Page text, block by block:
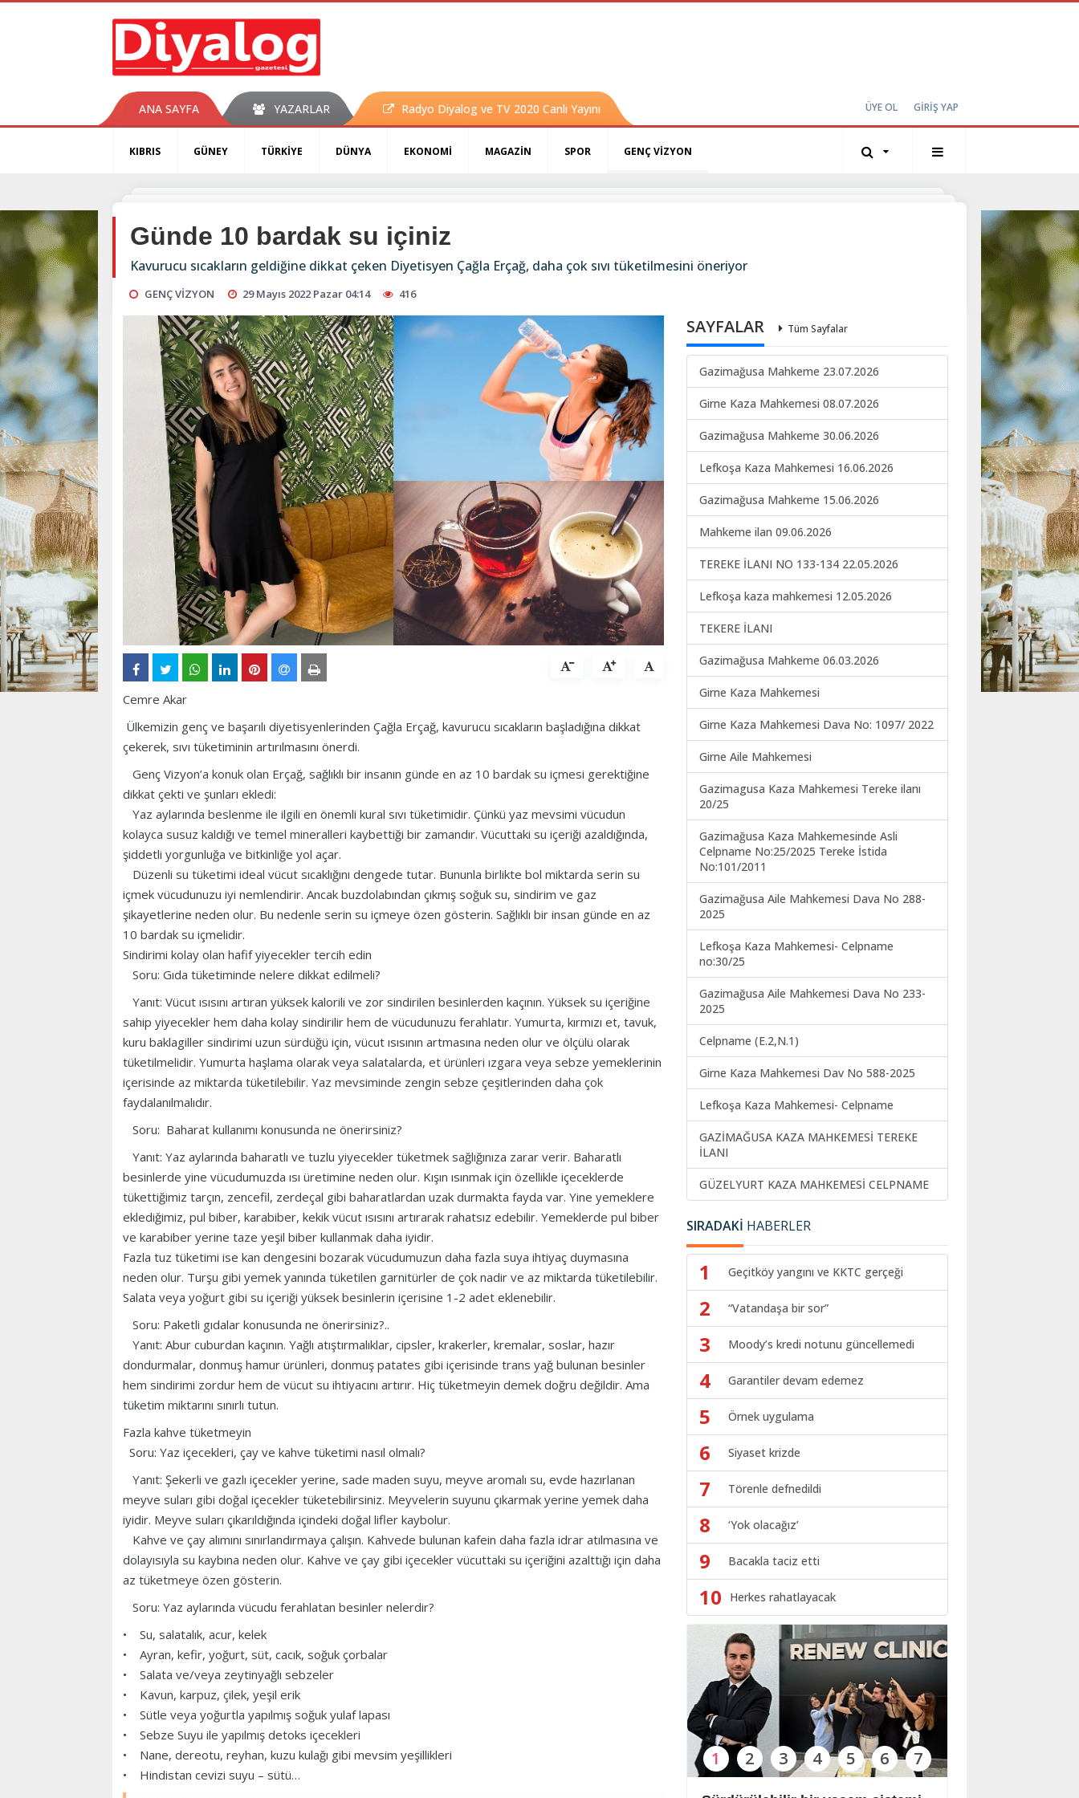
ANA SAYFA YAZARLAR Radyo Diyalog ve TV 2020 Canlı Yayını ÜYE OL GİRİŞ YAP
KIBRIS GÜNEY TÜRKİYE DÜNYA EKONOMİ MAGAZİN SPOR GENÇ VİZYON
Günde 10 bardak su içiniz
Kavurucu sıcakların geldiğine dikkat çeken Diyetisyen Çağla Erçağ, daha çok sıvı tüketilmesini öneriyor
GENÇ VİZYON 29 Mayıs 2022 Pazar 04:14 416
Cemre Akar
Ülkemizin genç ve başarılı diyetisyenlerinden Çağla Erçağ, kavurucu sıcakların başladığına dikkat
çekerek, sıvı tüketiminin artırılmasını önerdi.
Genç Vizyon’a konuk olan Erçağ, sağlıklı bir insanın günde en az 10 bardak su içmesi gerektiğine
dikkat çekti ve şunları ekledi:
Yaz aylarında beslenme ile ilgili en önemli kural sıvı tüketimidir. Çünkü yaz mevsimi vücudun
kolayca susuz kaldığı ve temel mineralleri kaybettiği bir zamandır. Vücuttaki su içeriği azaldığında,
şiddetli yorgunluğa ve bitkinliğe yol açar.
Düzenli su tüketimi ideal vücut sıcaklığını dengede tutar. Bununla birlikte bol miktarda serin su
içmek vücudunuzu iyi nemlendirir. Ancak buzdolabından çıkmış soğuk su, sindirim ve gaz
şikayetlerine neden olur. Bu nedenle serin su içmeye özen gösterin. Sağlıklı bir insan günde en az
10 bardak su içmelidir.
Sindirimi kolay olan hafif yiyecekler tercih edin
Soru: Gıda tüketiminde nelere dikkat edilmeli?
Yanıt: Vücut ısısını artıran yüksek kalorili ve zor sindirilen besinlerden kaçının. Yüksek su içeriğine
sahip yiyecekler hem daha kolay sindirilir hem de vücudunuzu ferahlatır. Yumurta, kırmızı et, tavuk,
kuru baklagiller sindirimi uzun sürdüğü için, vücut ısısının artmasına neden olur ve ölçülü olarak
tüketilmelidir. Yumurta haşlama olarak veya salatalarda, et ürünleri ızgara veya sebze yemeklerinin
içerisinde az miktarda tüketilebilir. Yaz mevsiminde zengin sebze çeşitlerinden daha çok
faydalanılmalıdır.
Soru: Baharat kullanımı konusunda ne önerirsiniz?
Yanıt: Yaz aylarında baharatlı ve tuzlu yiyecekler tüketmek sağlığınıza zarar verir. Baharatlı
besinlerde yine vücudumuzda ısı üretimine neden olur. Kışın ısınmak için özellikle içeceklerde
tükettiğimiz tarçın, zencefil, zerdeçal gibi baharatlardan uzak durmakta fayda var. Yine yemeklere
eklediğimiz, pul biber, karabiber, kekik vücut ısısını artırarak rahatsız edebilir. Yemeklerde pul biber
ve karabiber yerine taze yeşil biber kullanmak daha iyidir.
Fazla tuz tüketimi ise kan dengesini bozarak vücudumuzun daha fazla suya ihtiyaç duymasına
neden olur. Turşu gibi yemek yanında tüketilen garnitürler de çok nadir ve az miktarda tüketilebilir.
Salata veya yoğurt gibi su içeriği yüksek besinlerin içerisine 1-2 adet eklenebilir.
Soru: Paketli gıdalar konusunda ne önerirsiniz?..
Yanıt: Abur cuburdan kaçının. Yağlı atıştırmalıklar, cipsler, krakerler, kremalar, soslar, hazır
dondurmalar, donmuş hamur ürünleri, donmuş patates gibi içerisinde trans yağ bulunan besinler
hem sindirimi zordur hem de vücut su ihtiyacını artırır. Hiç tüketmeyin demek doğru değildir. Ama
tüketim miktarını sınırlı tutun.
Fazla kahve tüketmeyin
Soru: Yaz içecekleri, çay ve kahve tüketimi nasıl olmalı?
Yanıt: Şekerli ve gazlı içecekler yerine, sade maden suyu, meyve aromalı su, evde hazırlanan
meyve suları gibi doğal içecekler tüketebilirsiniz. Meyvelerin suyunu çıkarmak yerine yemek daha
iyidir. Meyve suları çıkarıldığında içindeki doğal lifler kaybolur.
Kahve ve çay alımını sınırlandırmaya çalışın. Kahvede bulunan kafein daha fazla idrar atılmasına ve
dolayısıyla su kaybına neden olur. Kahve ve çay gibi içecekler vücuttaki su içeriğini azalttığı için daha
az tüketmeye özen gösterin.
Soru: Yaz aylarında vücudu ferahlatan besinler nelerdir?
• Su, salatalık, acur, kelek
• Ayran, kefir, yoğurt, süt, cacık, soğuk çorbalar
• Salata ve/veya zeytinyağlı sebzeler
• Kavun, karpuz, çilek, yeşil erik
• Sütle veya yoğurtla yapılmış soğuk yulaf lapası
• Sebze Suyu ile yapılmış detoks içecekleri
• Nane, dereotu, reyhan, kuzu kulağı gibi mevsim yeşillikleri
• Hindistan cevizi suyu – sütü…
SAYFALAR Tüm Sayfalar
Gazimağusa Mahkeme 23.07.2026
Girne Kaza Mahkemesi 08.07.2026
Gazimağusa Mahkeme 30.06.2026
Lefkoşa Kaza Mahkemesi 16.06.2026
Gazimağusa Mahkeme 15.06.2026
Mahkeme ilan 09.06.2026
TEREKE İLANI NO 133-134 22.05.2026
Lefkoşa kaza mahkemesi 12.05.2026
TEKERE İLANI
Gazimağusa Mahkeme 06.03.2026
Girne Kaza Mahkemesi
Girne Kaza Mahkemesi Dava No: 1097/ 2022
Girne Aile Mahkemesi
Gazimagusa Kaza Mahkemesi Tereke ilanı
20/25
Gazimağusa Kaza Mahkemesinde Asli
Celpname No:25/2025 Tereke İstida
No:101/2011
Gazimağusa Aile Mahkemesi Dava No 288-
2025
Lefkoşa Kaza Mahkemesi- Celpname
no:30/25
Gazimağusa Aile Mahkemesi Dava No 233-
2025
Celpname (E.2,N.1)
Girne Kaza Mahkemesi Dav No 588-2025
Lefkoşa Kaza Mahkemesi- Celpname
GAZİMAĞUSA KAZA MAHKEMESİ TEREKE
İLANI
GÜZELYURT KAZA MAHKEMESİ CELPNAME
SIRADAKİ HABERLER
1 Geçitköy yangını ve KKTC gerçeği
2 “Vatandaşa bir sor”
3 Moody’s kredi notunu güncellemedi
4 Garantiler devam edemez
5 Örnek uygulama
6 Siyaset krizde
7 Törenle defnedildi
8 ‘Yok olacağız’
9 Bacakla taciz etti
10 Herkes rahatlayacak
1 2 3 4 5 6 7